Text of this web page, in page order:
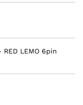
LEMO 6pin